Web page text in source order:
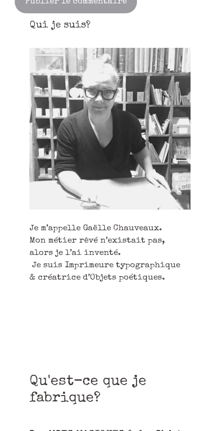
Qui je suis?
Je m’appelle Gaëlle Chauveaux.
Mon métier rêvé n’existait pas,
alors je l’ai inventé.
Je suis Imprimeure typographique
& créatrice d’Objets poétiques.
Qu'est-ce que je
fabrique?